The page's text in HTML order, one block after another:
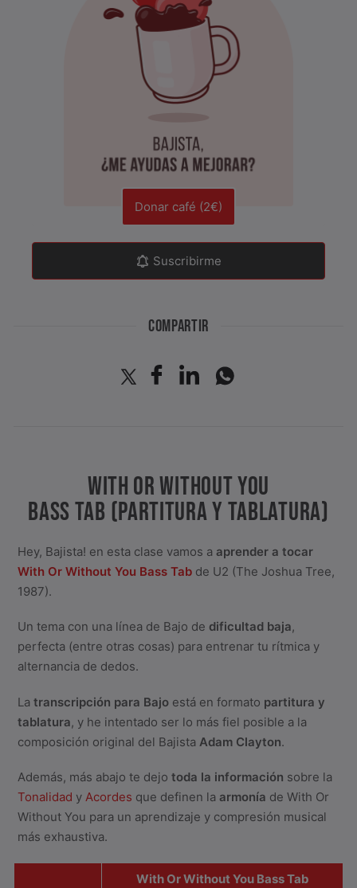
Donar café (2€)
Suscribirme
COMPARTIR
WITH OR WITHOUT YOU
BASS TAB (PARTITURA Y TABLATURA)
Hey, Bajista! en esta clase vamos a aprender a tocar
With Or Without You Bass Tab de U2 (The Joshua Tree,
1987).
Un tema con una línea de Bajo de dificultad baja,
perfecta (entre otras cosas) para entrenar tu rítmica y
alternancia de dedos.
La transcripción para Bajo está en formato partitura y
tablatura, y he intentado ser lo más fiel posible a la
composición original del Bajista Adam Clayton.
Además, más abajo te dejo toda la información sobre la
Tonalidad y Acordes que definen la armonía de With Or
Without You para un aprendizaje y compresión musical
más exhaustiva.
With Or Without You Bass Tab